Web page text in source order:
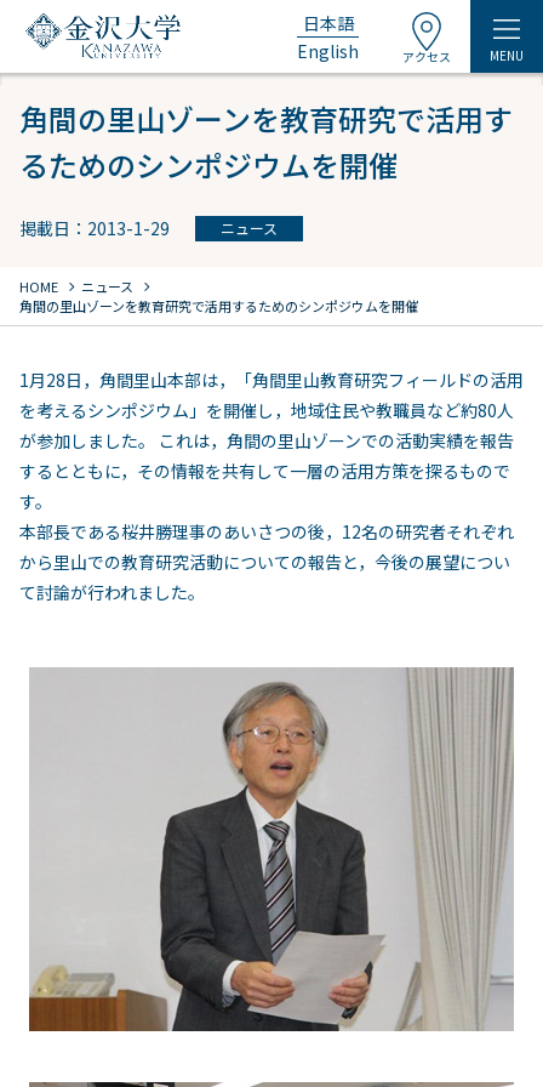
日本語
English
アクセス MENU
角間の里山ゾーンを教育研究で活用す
るためのシンポジウムを開催
掲載日：2013-1-29 ニュース
HOME chevron_right ニュース chevron_right
角間の里山ゾーンを教育研究で活用するためのシンポジウムを開催
1月28日，角間里山本部は，「角間里山教育研究フィールドの活用
を考えるシンポジウム」を開催し，地域住民や教職員など約80人
が参加しました。 これは，角間の里山ゾーンでの活動実績を報告
するとともに，その情報を共有して一層の活用方策を探るもので
す。
本部長である桜井勝理事のあいさつの後，12名の研究者それぞれ
から里山での教育研究活動についての報告と，今後の展望につい
て討論が行われました。